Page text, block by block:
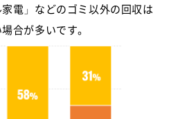
電」などのゴミ以外の回収は
合が多いです。